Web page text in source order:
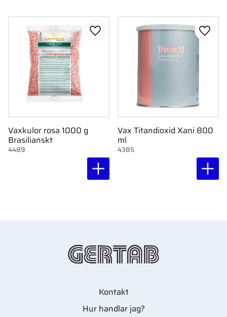
Vaxkulor rosa 1000 g
Brasilianskt
4489
Lägg till i favoriter
Vax Titandioxid Xani 800
ml
4385
Lägg
Kontakt
Hur handlar jag?